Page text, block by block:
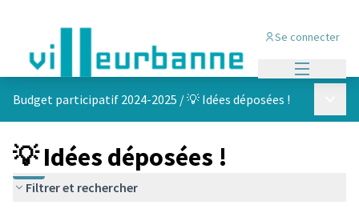
Se connecter
Budget participatif 2024-2025 /💡 Idées déposées !
💡 Idées déposées !
Filtrer et rechercher